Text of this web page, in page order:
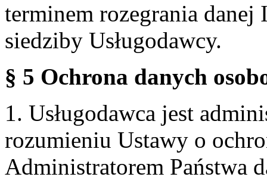
terminem rozegrania
siedziby Usługodawcy.
§ 5 Ochrona danych
1. Usługodawca jest
rozumieniu Ustawy o
Administratorem Państwa